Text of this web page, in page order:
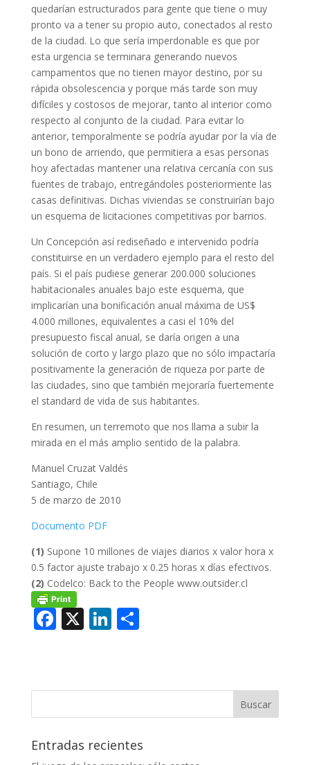
quedarían estructurados para gente que tiene o muy
pronto va a tener su propio auto, conectados al resto
de la ciudad. Lo que sería imperdonable es que por
esta urgencia se terminara generando nuevos
campamentos que no tienen mayor destino, por su
rápida obsolescencia y porque más tarde son muy
difíciles y costosos de mejorar, tanto al interior como
respecto al conjunto de la ciudad. Para evitar lo
anterior, temporalmente se podría ayudar por la vía de
un bono de arriendo, que permitiera a esas personas
hoy afectadas mantener una relativa cercanía con sus
fuentes de trabajo, entregándoles posteriormente las
casas definitivas. Dichas viviendas se construirían bajo
un esquema de licitaciones competitivas por barrios.
Un Concepción así rediseñado e intervenido podría
constituirse en un verdadero ejemplo para el resto del
país. Si el país pudiese generar 200.000 soluciones
habitacionales anuales bajo este esquema, que
implicarían una bonificación anual máxima de US$
4.000 millones, equivalentes a casi el 10% del
presupuesto fiscal anual, se daría origen a una
solución de corto y largo plazo que no sólo impactaría
positivamente la generación de riqueza por parte de
las ciudades, sino que también mejoraría fuertemente
el standard de vida de sus habitantes.
En resumen, un terremoto que nos llama a subir la
mirada en el más amplio sentido de la palabra.
Manuel Cruzat Valdés
Santiago, Chile
5 de marzo de 2010
Documento PDF
(1) Supone 10 millones de viajes diarios x valor hora x
0.5 factor ajuste trabajo x 0.25 horas x días efectivos.
(2) Codelco: Back to the People www.outsider.cl
F
b
k
X Li
e
C
p
r
Entradas recientes